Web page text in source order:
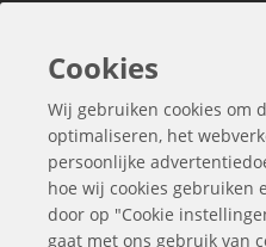
Ook Interessant
Contactgegevens
Cookies
Wij gebruiken cookies om
optimaliseren, het
persoonlijke
hoe wij cookies gebruiken
door op "Cookie
gaat met ons gebruik van